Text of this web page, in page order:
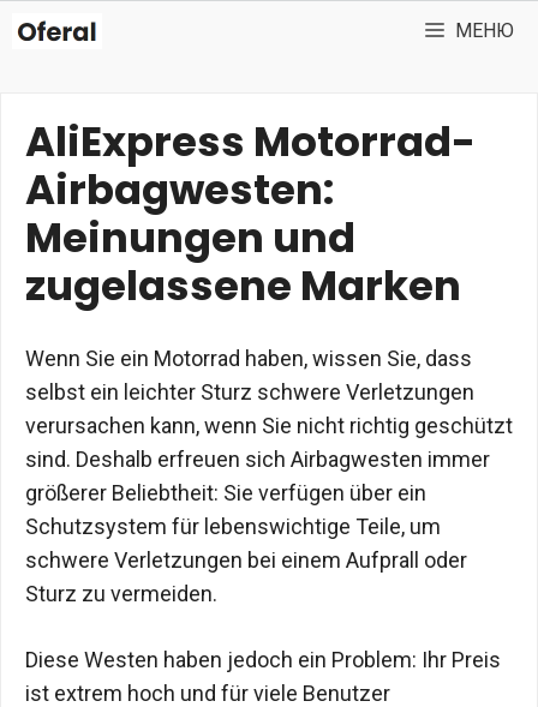
Перейти
МЕНЮ
AliExpress Motorrad-
Airbagwesten:
Meinungen und
zugelassene Marken
Wenn Sie ein Motorrad haben, wissen Sie, dass
selbst ein leichter Sturz schwere Verletzungen
verursachen kann, wenn Sie nicht richtig geschützt
sind. Deshalb erfreuen sich Airbagwesten immer
größerer Beliebtheit: Sie verfügen über ein
Schutzsystem für lebenswichtige Teile, um
schwere Verletzungen bei einem Aufprall oder
Sturz zu vermeiden.
Diese Westen haben jedoch ein Problem: Ihr Preis
ist extrem hoch und für viele Benutzer